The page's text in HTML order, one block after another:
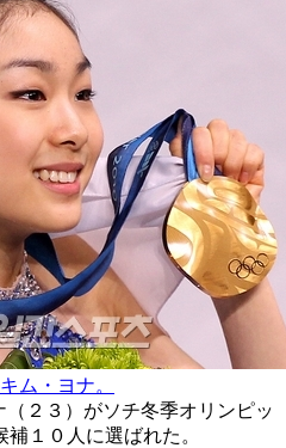
ム・ヨナ。
２３）がソチ冬季オリンピッ
１０人に選ばれた。